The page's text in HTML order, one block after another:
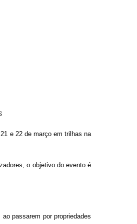
e 22 de março em trilhas na
o objetivo do evento é
passarem por propriedades